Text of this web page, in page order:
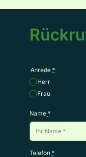
Anrede *
Herr
Frau
Name *
Telefon *